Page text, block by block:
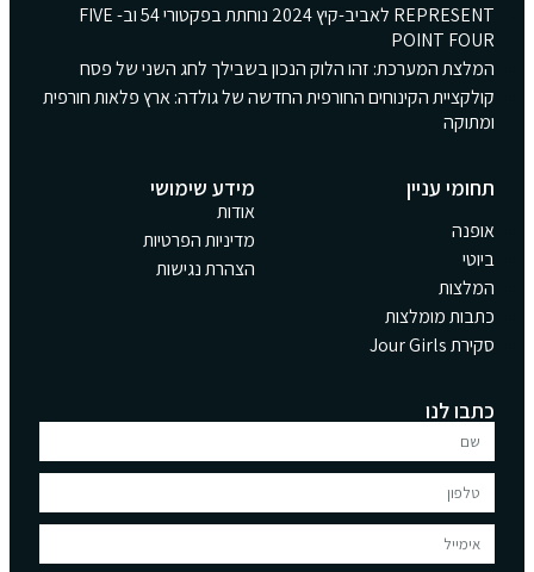
REPRESENT לאביב-קיץ 2024 נוחתת בפקטורי 54 וב- FIVE
POINT FOUR
המלצת המערכת: זהו הלוק הנכון בשבילך לחג השני של פסח
קולקציית הקינוחים החורפית החדשה של גולדה: ארץ פלאות חורפית
ומתוקה
תחומי עניין
אופנה
ביוטי
המלצות
כתבות מומלצות
סקירת Jour Girls
מידע שימושי
אודות
מדיניות הפרטיות
הצהרת נגישות
כתבו לנו